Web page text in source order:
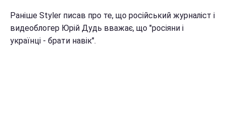
Раніше Styler писав про те, що російський журналіст і
видеоблогер Юрій Дудь вважає, що "росіяни і
українці - брати навік".